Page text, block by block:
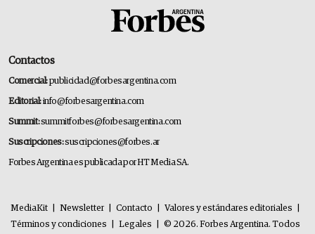
Contactos
Comercial:publicidad@forbesargentina.com
Editorial:info@forbesargentina.com
Summit:summitforbes@forbesargentina.com
Suscripciones:suscripciones@forbes.ar
Forbes Argentina es publicada por HT Media SA.
MediaKit Newsletter Contacto Valores y estándares editoriales
Términos y condiciones
Legales
© 2026. Forbes Argentina. Todos